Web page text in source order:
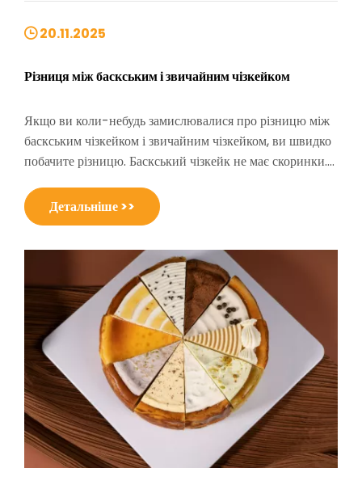
20.11.2025
Різниця між баскським і звичайним чізкейком
Якщо ви коли-небудь замислювалися про різницю між
баскським чізкейком і звичайним чізкейком, ви швидко
побачите різницю. Баскський чізкейк не має скоринки.
карамелізований і майже підгорілий вигляд.
Детальніше >>